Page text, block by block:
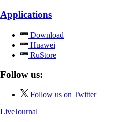
Applications
Download
Huawei
RuStore
Follow us:
Follow us on Twitter
LiveJournal